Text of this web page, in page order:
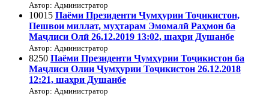
Автор: Администратор
10015 Паёми Президенти Ҷумҳурии Тоҷикистон,
Пешвои миллат, муҳтарам Эмомалӣ Раҳмон ба
Маҷлиси Олӣ 26.12.2019 13:02, шаҳри Душанбе
Автор: Администратор
8250 Паёми Президенти Ҷумҳурии Тоҷикистон ба
Маҷлиси Олии Ҷумҳурии Тоҷикистон 26.12.2018
12:21, шаҳри Душанбе
Автор: Администратор